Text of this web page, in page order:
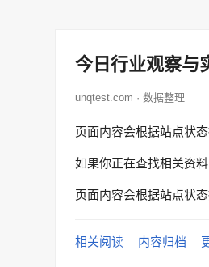
今日行业观察与
unqtest.com · 数据整理
页面内容会根据站点状
如果你正在查找相关资
页面内容会根据站点状
相关阅读 内容归档